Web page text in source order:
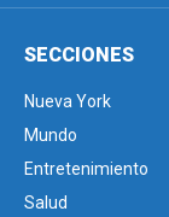
SECCIONES
Nueva York
Mundo
Entretenimiento
Salud